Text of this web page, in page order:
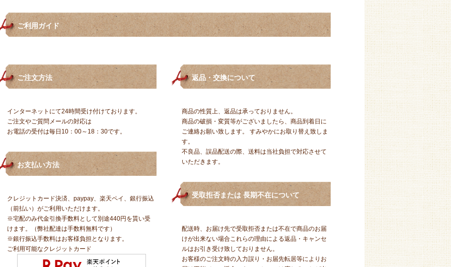
ご利用ガイド
ご注文方法
インターネットにて24時間受け付けております。
ご注文やご質問メールの対応は
お電話の受付は毎日10：00～18：30です。
お支払い方法
クレジットカード決済、paypay、楽天ペイ、銀行振込
（前払い）がご利用いただけます。
※宅配のみ代金引換手数料として別途440円を貰い受
けます。（弊社配達は手数料無料です）
※銀行振込手数料はお客様負担となります。
ご利用可能なクレジットカード
返品・交換について
商品の性質上、返品は承っておりません。
商品の破損・変質等がございましたら、商品到着日に
ご連絡お願い致します。 すみやかにお取り替え致しま
す。
不良品、誤品配送の際、送料は当社負担で対応させて
いただきます。
受取拒否または 長期不在について
配送時、お届け先で受取拒否または不在で商品のお届
けが出来ない場合これらの理由による返品・キャンセ
ルはお引き受け致しておりません。
お客様のご注文時の入力誤り・お届先転居等によりお